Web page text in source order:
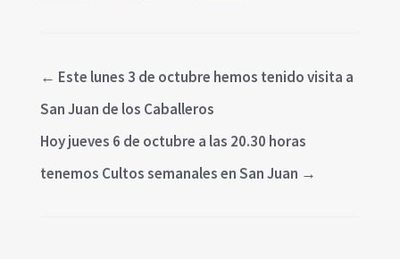
← Este lunes 3 de octubre hemos tenido visita a
San Juan de los Caballeros
Hoy jueves 6 de octubre a las 20.30 horas
tenemos Cultos semanales en San Juan →